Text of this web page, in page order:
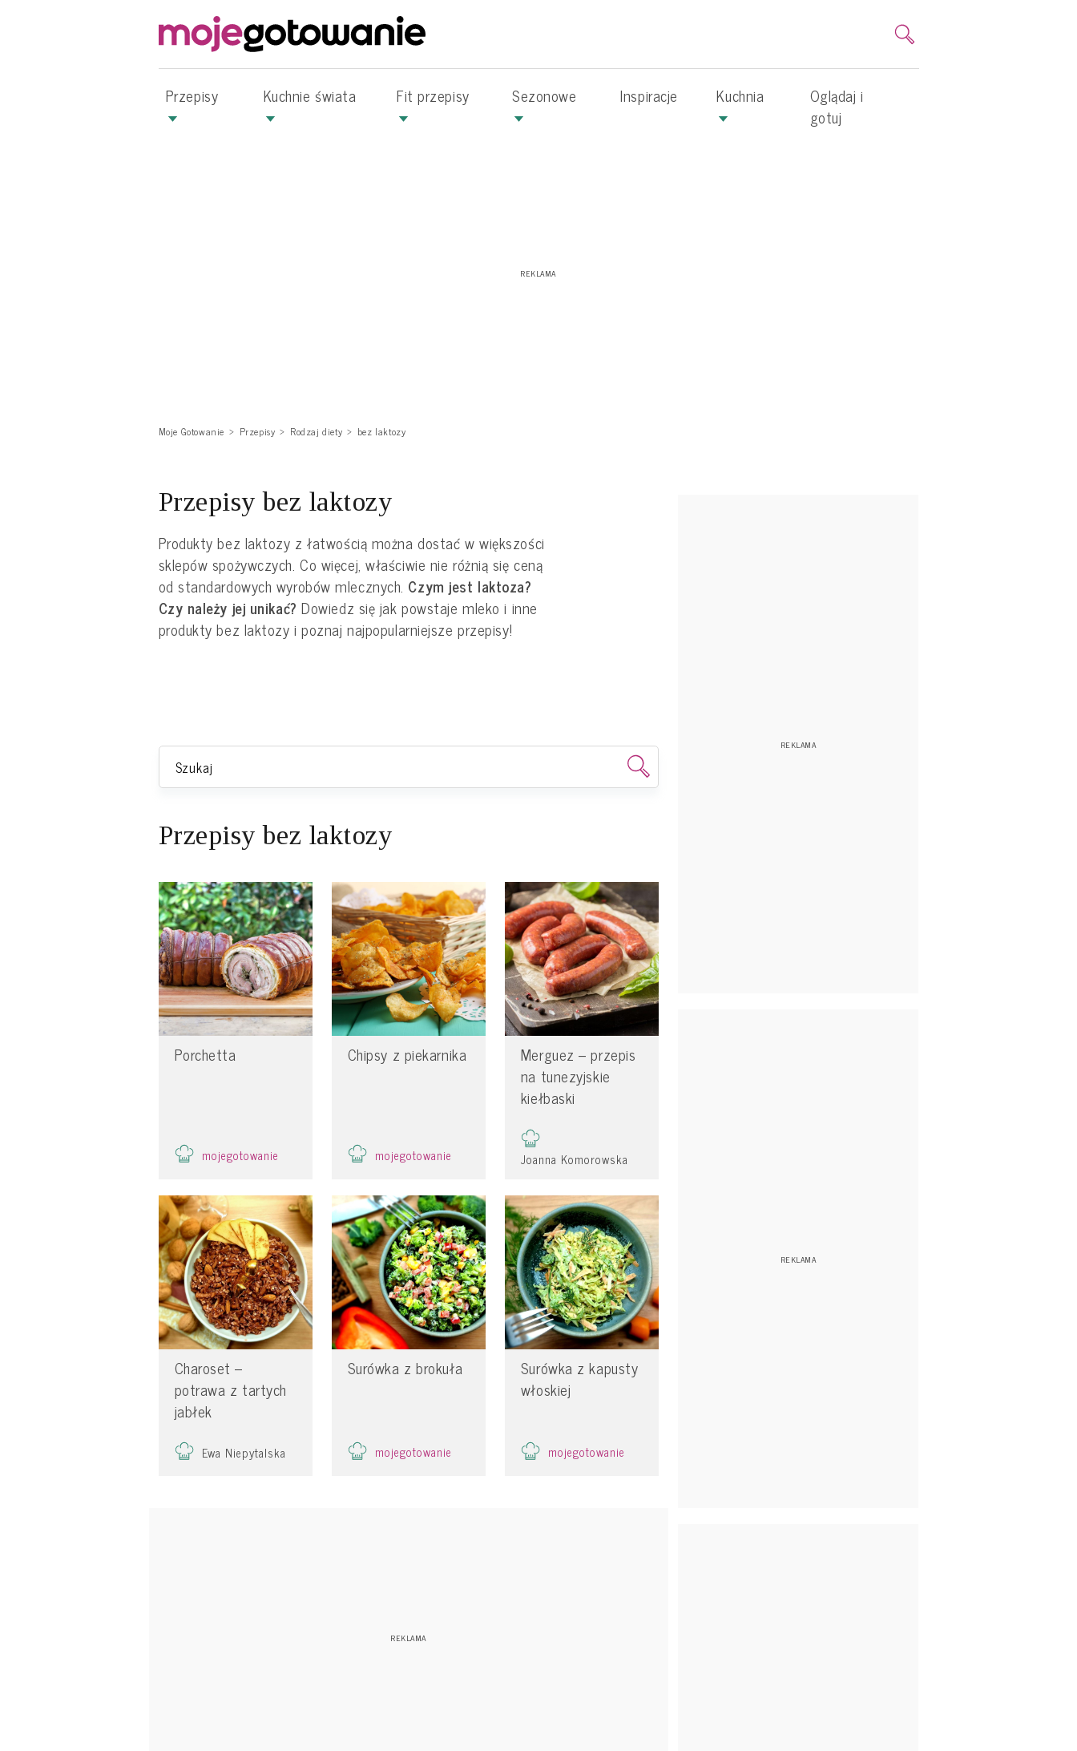
Przepisy Kuchnie świata Fit przepisy Sezonowe Inspiracje Kuchnia
Oglądaj i
gotuj
Moje Gotowanie Przepisy Rodzaj diety bez laktozy
Przepisy bez laktozy
Produkty bez laktozy z łatwością można dostać w większości
sklepów spożywczych. Co więcej, właściwie nie różnią się ceną
od standardowych wyrobów mlecznych. Czym jest laktoza?
Czy należy jej unikać? Dowiedz się jak powstaje mleko i inne
produkty bez laktozy i poznaj najpopularniejsze przepisy!
Przepisy bez laktozy
Porchetta
mojegotowanie
Chipsy z piekarnika
mojegotowanie
Merguez – przepis
na tunezyjskie
kiełbaski
Joanna Komorowska
Charoset –
potrawa z tartych
jabłek
Ewa Niepytalska
Surówka z brokuła
mojegotowanie
Surówka z kapusty
włoskiej
mojegotowanie